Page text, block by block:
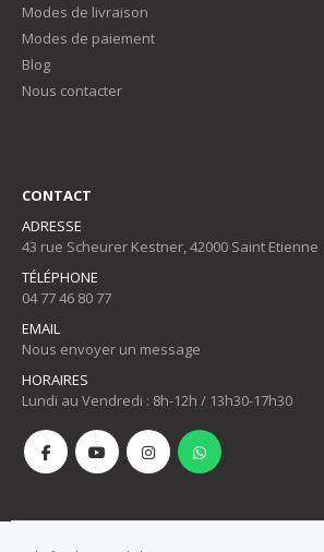
Modes de livraison
Modes de paiement
Blog
Nous contacter
CONTACT
ADRESSE
43 rue Scheurer Kestner, 42000 Saint Etienne
TÉLÉPHONE
04 77 46 80 77
EMAIL
Nous envoyer un message
HORAIRES
Lundi au Vendredi : 8h-12h / 13h30-17h30